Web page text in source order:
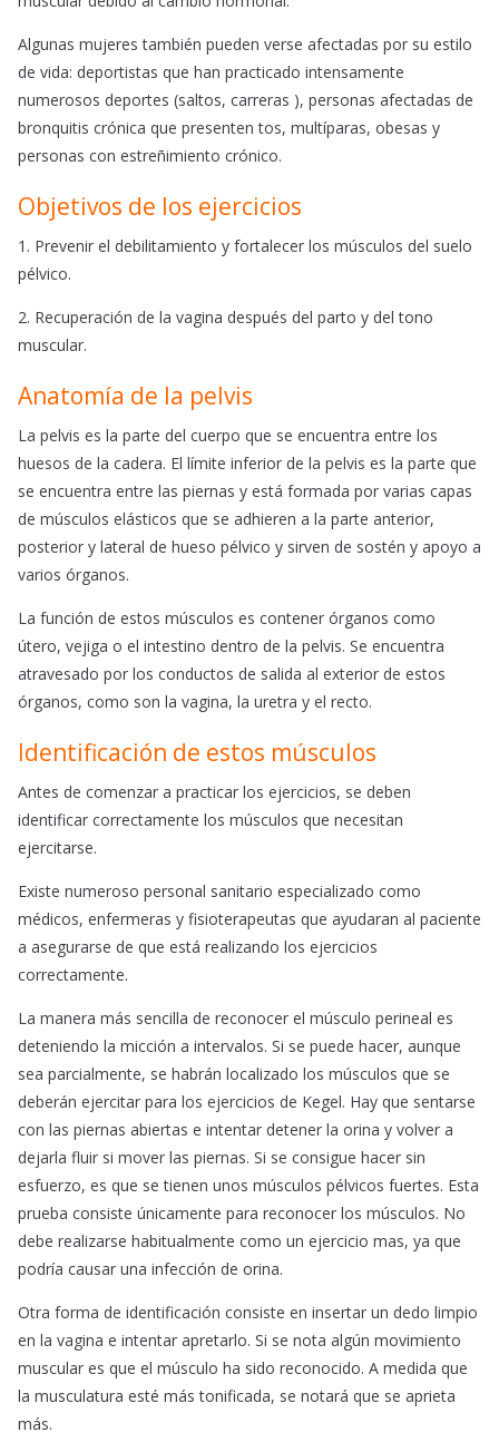
Algunas mujeres también pueden verse afectadas por su estilo
de vida: deportistas que han practicado intensamente
numerosos deportes (saltos, carreras ), personas afectadas de
bronquitis crónica que presenten tos, multíparas, obesas y
personas con estreñimiento crónico.
Objetivos de los ejercicios
1. Prevenir el debilitamiento y fortalecer los músculos del suelo
pélvico.
2. Recuperación de la vagina después del parto y del tono
muscular.
Anatomía de la pelvis
La pelvis es la parte del cuerpo que se encuentra entre los
huesos de la cadera. El límite inferior de la pelvis es la parte que
se encuentra entre las piernas y está formada por varias capas
de músculos elásticos que se adhieren a la parte anterior,
posterior y lateral de hueso pélvico y sirven de sostén y apoyo a
varios órganos.
La función de estos músculos es contener órganos como
útero, vejiga o el intestino dentro de la pelvis. Se encuentra
atravesado por los conductos de salida al exterior de estos
órganos, como son la vagina, la uretra y el recto.
Identificación de estos músculos
Antes de comenzar a practicar los ejercicios, se deben
identificar correctamente los músculos que necesitan
ejercitarse.
Existe numeroso personal sanitario especializado como
médicos, enfermeras y fisioterapeutas que ayudaran al paciente
a asegurarse de que está realizando los ejercicios
correctamente.
La manera más sencilla de reconocer el músculo perineal es
deteniendo la micción a intervalos. Si se puede hacer, aunque
sea parcialmente, se habrán localizado los músculos que se
deberán ejercitar para los ejercicios de Kegel. Hay que sentarse
con las piernas abiertas e intentar detener la orina y volver a
dejarla fluir si mover las piernas. Si se consigue hacer sin
esfuerzo, es que se tienen unos músculos pélvicos fuertes. Esta
prueba consiste únicamente para reconocer los músculos. No
debe realizarse habitualmente como un ejercicio mas, ya que
podría causar una infección de orina.
Otra forma de identificación consiste en insertar un dedo limpio
en la vagina e intentar apretarlo. Si se nota algún movimiento
muscular es que el músculo ha sido reconocido. A medida que
la musculatura esté más tonificada, se notará que se aprieta
más.